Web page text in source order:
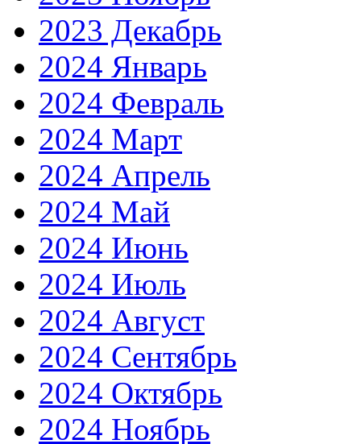
2023 Декабрь
2024 Январь
2024 Февраль
2024 Март
2024 Апрель
2024 Май
2024 Июнь
2024 Июль
2024 Август
2024 Сентябрь
2024 Октябрь
2024 Ноябрь